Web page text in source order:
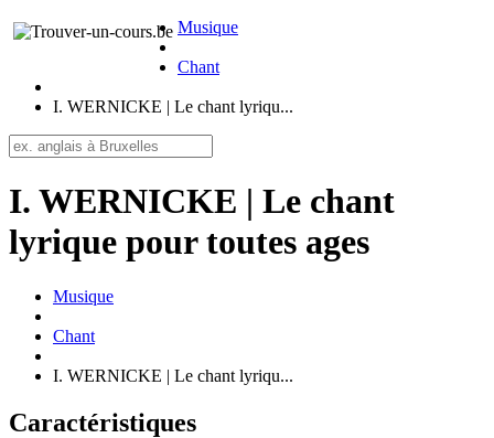
Musique
Chant
I. WERNICKE | Le chant lyriqu...
I. WERNICKE | Le chant
lyrique pour toutes ages
Musique
Chant
I. WERNICKE | Le chant lyriqu...
Caractéristiques